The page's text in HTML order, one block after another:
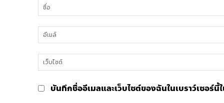
คิด
เห็น
บันทึกชื่ออีเมลและเว็บไซต์ของฉันในเบราว์เซอร์